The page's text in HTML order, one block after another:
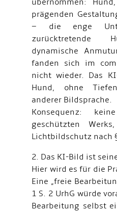
übernommen:
prägenden
– die enge
zurücktretende
dynamische
fanden sich im
nicht wieder. Das
Hund, ohne
anderer Bildsprache.
Konsequenz:
geschützten
Lichtbildschutz nach
2. Das KI-Bild ist
Hier wird es für die
Eine „freie
1 S. 2 UrhG würde
Bearbeitung selbst